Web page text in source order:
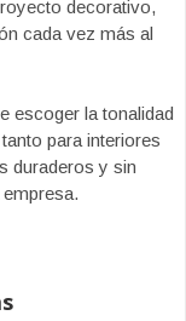
decorativo,
cada vez más al
escoger la tonalidad
para interiores
duraderos y sin